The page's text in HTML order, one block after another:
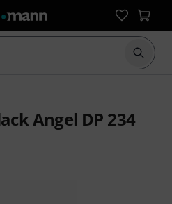
Start
Angel DP 234
fra 16 kundebedømmelser